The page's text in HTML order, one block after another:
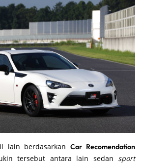
lain berdasarkanCar Recomendation
tersebut antara lain sedan sport